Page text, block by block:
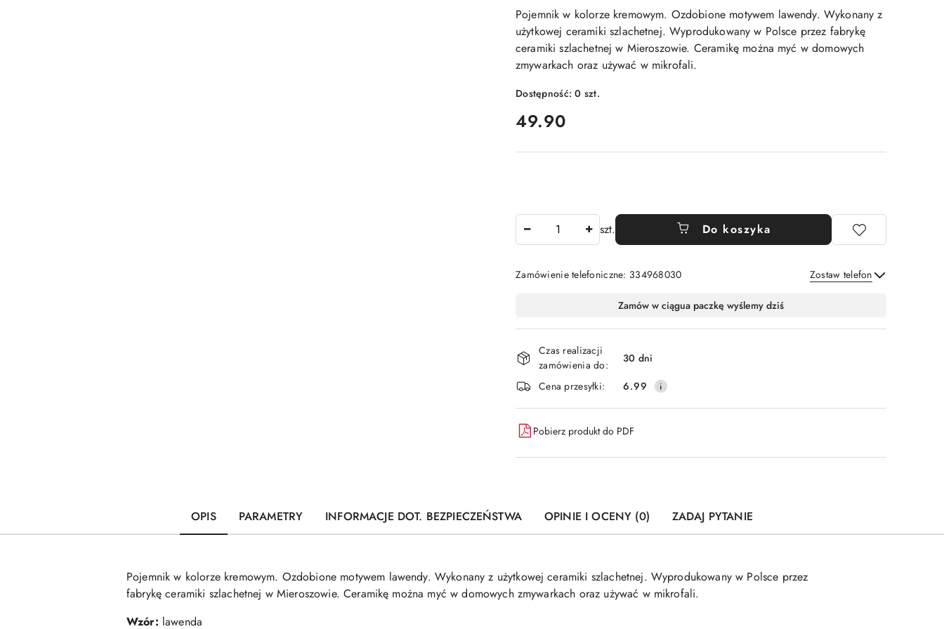
Pojemnik w kolorze kremowym. Ozdobione motywem lawendy. Wykonany z
użytkowej ceramiki szlachetnej. Wyprodukowany w Polsce przez fabrykę
ceramiki szlachetnej w Mieroszowie. Ceramikę można myć w domowych
zmywarkach oraz używać w mikrofali.
Dostępność:0 szt.
cena:
49.90
szt. Do koszyka
Zamówienie telefoniczne: 334968030 Zostaw telefon
i
dostawa
Zamów w ciągua paczkę wyślemy dziś
Czas realizacji
zamówienia do:
30 dni
Cena przesyłki:
6.99
Pobierz produkt do PDF
OPIS PARAMETRY INFORMACJE DOT. BEZPIECZEŃSTWA OPINIE I OCENY (0) ZADAJ PYTANIE
Pojemnik w kolorze kremowym. Ozdobione motywem lawendy. Wykonany z użytkowej ceramiki szlachetnej. Wyprodukowany w Polsce przez
fabrykę ceramiki szlachetnej w Mieroszowie. Ceramikę można myć w domowych zmywarkach oraz używać w mikrofali.
Wzór: lawenda